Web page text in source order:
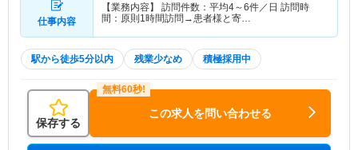
仕事内容
【業務内容】 訪問件数：平均4～6件／日 訪問時
間：原則1時間訪問→患者様と寄…
駅から徒歩5分以内 残業少なめ 積極採用中
保存する
この求人を問い合わせる